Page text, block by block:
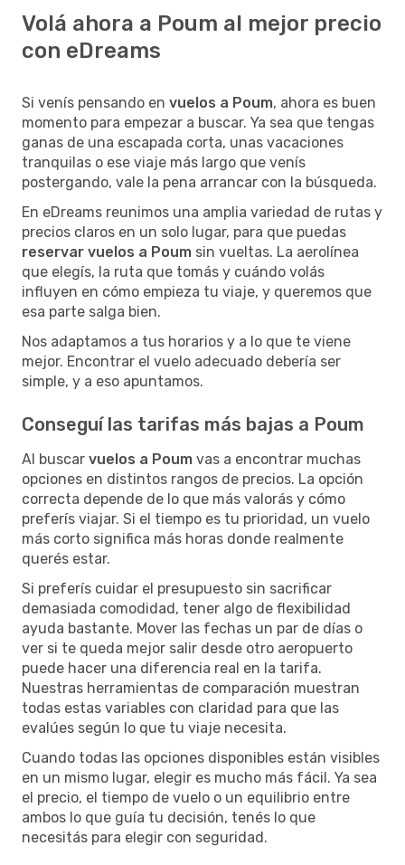
Volá ahora a Poum al mejor precio
con eDreams
Si venís pensando en vuelos a Poum, ahora es buen
momento para empezar a buscar. Ya sea que tengas
ganas de una escapada corta, unas vacaciones
tranquilas o ese viaje más largo que venís
postergando, vale la pena arrancar con la búsqueda.
En eDreams reunimos una amplia variedad de rutas y
precios claros en un solo lugar, para que puedas
reservar vuelos a Poum sin vueltas. La aerolínea
que elegís, la ruta que tomás y cuándo volás
influyen en cómo empieza tu viaje, y queremos que
esa parte salga bien.
Nos adaptamos a tus horarios y a lo que te viene
mejor. Encontrar el vuelo adecuado debería ser
simple, y a eso apuntamos.
Conseguí las tarifas más bajas a Poum
Al buscar vuelos a Poum vas a encontrar muchas
opciones en distintos rangos de precios. La opción
correcta depende de lo que más valorás y cómo
preferís viajar. Si el tiempo es tu prioridad, un vuelo
más corto significa más horas donde realmente
querés estar.
Si preferís cuidar el presupuesto sin sacrificar
demasiada comodidad, tener algo de flexibilidad
ayuda bastante. Mover las fechas un par de días o
ver si te queda mejor salir desde otro aeropuerto
puede hacer una diferencia real en la tarifa.
Nuestras herramientas de comparación muestran
todas estas variables con claridad para que las
evalúes según lo que tu viaje necesita.
Cuando todas las opciones disponibles están visibles
en un mismo lugar, elegir es mucho más fácil. Ya sea
el precio, el tiempo de vuelo o un equilibrio entre
ambos lo que guía tu decisión, tenés lo que
necesitás para elegir con seguridad.